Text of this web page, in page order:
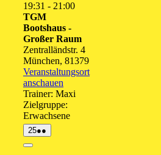
19:31 - 21:00
TGM
Bootshaus -
Großer Raum
Zentralländstr. 4
München, 81379
Veranstaltungsort
anschauen
Trainer: Maxi
Zielgruppe:
Erwachsene
2525.
August
●●
Veranstaltungen)
Close